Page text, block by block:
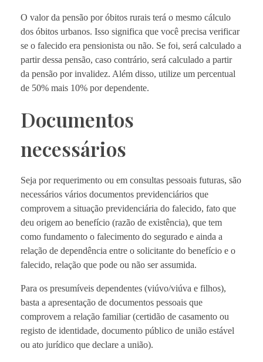
O valor da pensão por óbitos rurais terá o mesmo cálculo
dos óbitos urbanos. Isso significa que você precisa verificar
se o falecido era pensionista ou não. Se foi, será calculado a
partir dessa pensão, caso contrário, será calculado a partir
da pensão por invalidez. Além disso, utilize um percentual
de 50% mais 10% por dependente.
Documentos
necessários
Seja por requerimento ou em consultas pessoais futuras, são
necessários vários documentos previdenciários que
comprovem a situação previdenciária do falecido, fato que
deu origem ao benefício (razão de existência), que tem
como fundamento o falecimento do segurado e ainda a
relação de dependência entre o solicitante do benefício e o
falecido, relação que pode ou não ser assumida.
Para os presumíveis dependentes (viúvo/viúva e filhos),
basta a apresentação de documentos pessoais que
comprovem a relação familiar (certidão de casamento ou
registo de identidade, documento público de união estável
ou ato jurídico que declare a união).